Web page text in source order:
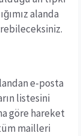
alanda
e-posta
listesini
göre hareket
mailleri